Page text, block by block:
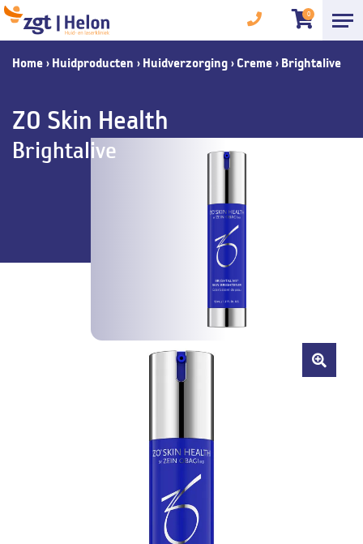
0
Home › Huidproducten › Huidverzorging › Creme › Brightalive
ZO Skin Health
Brightalive